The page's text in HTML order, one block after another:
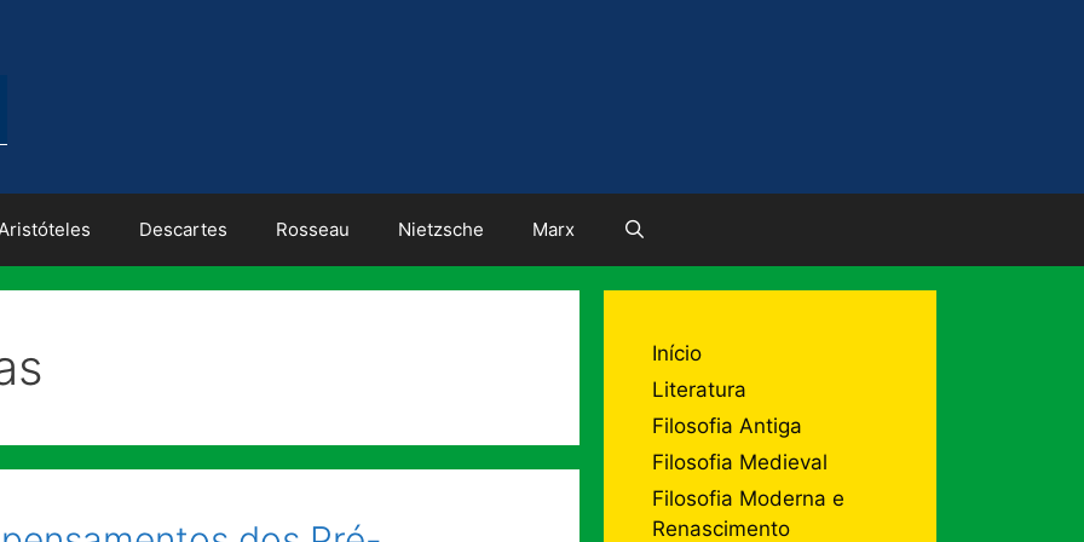
Descartes Rosseau Nietzsche Marx
Início
Literatura
Filosofia Antiga
Filosofia Medieval
Filosofia Moderna e
Renascimento